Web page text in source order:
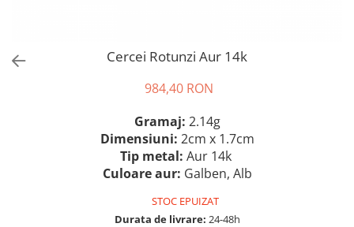
Cercei Rotunzi Aur 14k
984,40 RON
Gramaj: 2.14g
Dimensiuni: 2cm x 1.7cm
Tip metal: Aur 14k
Culoare aur: Galben, Alb
STOC EPUIZAT
Durata de livrare: 24-48h